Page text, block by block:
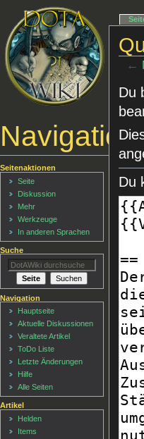
←
Du
Du
Seitenaktionen
Seite
Diskussion
Mehr
Werkzeuge
In anderen Sprachen
Suche
Navigation
Hauptseite
Aktuelle Diskussionen
Veraltete Artikel
ToDo Liste
Letzte Änderungen
Hilfe
Alle Seiten
Artikel
Helden
Items